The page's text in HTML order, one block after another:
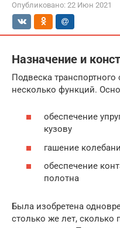
Опубликовано: 22 Июн 2021
Назначение и
Подвеска
несколько функций.
обеспечение
кузову
гашение
обеспечение
полотна
Была изобретена
столько же лет,